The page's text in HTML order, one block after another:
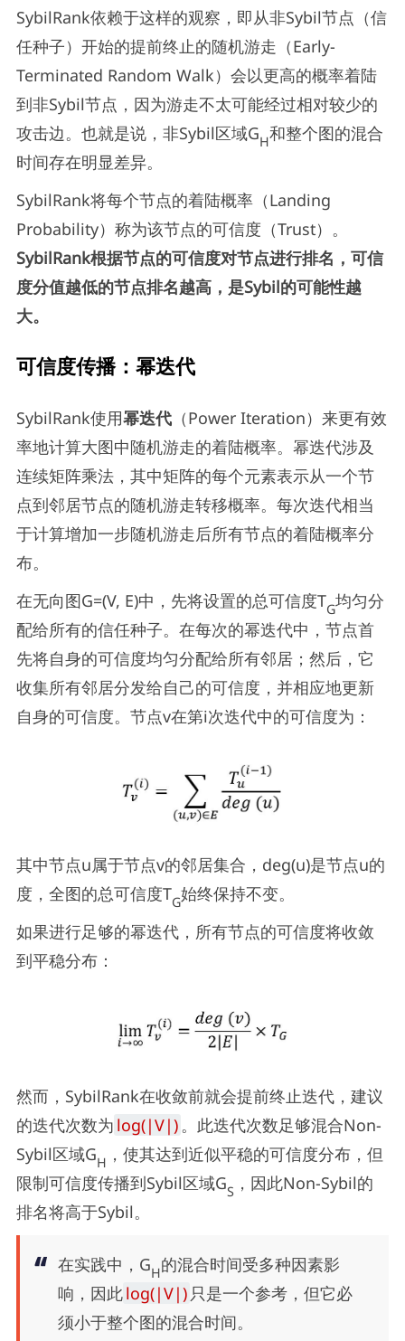
SybilRank依赖于这样的观察，即从非Sybil节点（信
任种子）开始的提前终止的随机游走（Early-
Terminated Random Walk）会以更高的概率着陆
到非Sybil节点，因为游走不太可能经过相对较少的
攻击边。也就是说，非Sybil区域GH和整个图的混合
时间存在明显差异。
SybilRank将每个节点的着陆概率（Landing
Probability）称为该节点的可信度（Trust）。
SybilRank根据节点的可信度对节点进行排名，可信
度分值越低的节点排名越高，是Sybil的可能性越
大。
可信度传播：幂迭代
SybilRank使用幂迭代（Power Iteration）来更有效
率地计算大图中随机游走的着陆概率。幂迭代涉及
连续矩阵乘法，其中矩阵的每个元素表示从一个节
点到邻居节点的随机游走转移概率。每次迭代相当
于计算增加一步随机游走后所有节点的着陆概率分
布。
在无向图G=(V, E)中，先将设置的总可信度TG均匀分
配给所有的信任种子。在每次的幂迭代中，节点首
先将自身的可信度均匀分配给所有邻居；然后，它
收集所有邻居分发给自己的可信度，并相应地更新
自身的可信度。节点v在第i次迭代中的可信度为：
其中节点u属于节点v的邻居集合，deg(u)是节点u的
度，全图的总可信度TG始终保持不变。
如果进行足够的幂迭代，所有节点的可信度将收敛
到平稳分布：
然而，SybilRank在收敛前就会提前终止迭代，建议
的迭代次数为 log(|V|)。此迭代次数足够混合Non-
Sybil区域GH ，使其达到近似平稳的可信度分布，但
限制可信度传播到Sybil区域GS ，因此Non-Sybil的
排名将高于Sybil。
在实践中，GH的混合时间受多种因素影
响，因此log(|V|) 只是一个参考，但它必
须小于整个图的混合时间。